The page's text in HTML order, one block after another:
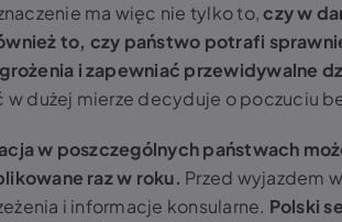
ma więc nie tylko to,czy w
to, czy państwo potrafi
i zapewniać przewidywalne
w dużej mierze decyduje o poczuciu
w poszczególnych państwach
raz w roku. Przed wyjazdem
i informacje konsularne. Polski